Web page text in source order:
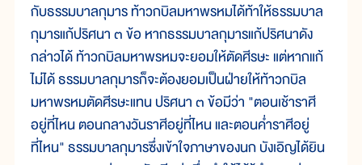
กับธรรมบาลกุมาร ท้าวกบิลมหาพรหมได้ท้าให้ธรรมบาล
กุมารแก้ปริศนา ๓ ข้อ หากธรรมบาลกุมารแก้ปริศนาดัง
กล่าวได้ ท้าวกบิลมหาพรหมจะยอมให้ตัดศีรษะ แต่หากแก้
ไม่ได้ ธรรมบาลกุมารก็จะต้องยอมเป็นฝ่ายให้ท้าวกบิล
มหาพรหมตัดศีรษะแทน ปริศนา ๓ ข้อมีว่า "ตอนเช้าราศี
อยู่ที่ไหน ตอนกลางวันราศีอยู่ที่ไหน และตอนค่ำราศีอยู่
ที่ไหน" ธรรมบาลกุมารซึ่งเข้าใจภาษาของนก บังเอิญได้ยิน